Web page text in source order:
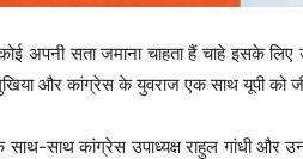
अपनी सता जमाना चाहता हैं चाहे इसके
और कांग्रेस के युवराज एक साथ यूपी को
साथ कांग्रेस उपाध्यक्ष राहुल गांधी और